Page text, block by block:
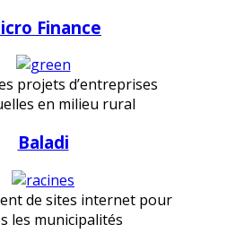
Finance
projets d’entreprises
en milieu rural
Baladi
de sites internet pour
les municipalités